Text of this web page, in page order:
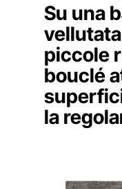
Su una
piccole
bouclé
la